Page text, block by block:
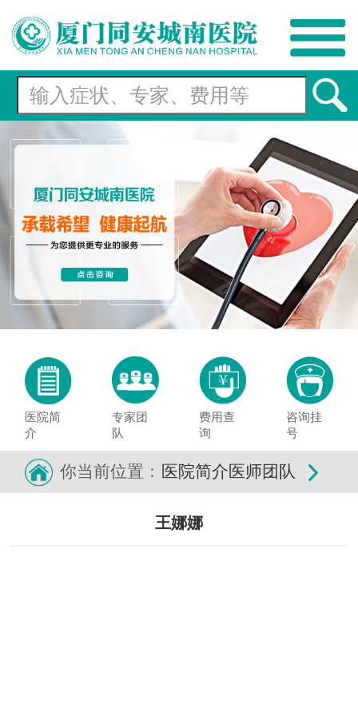
医院简
介
专家团
队
费用查
询
咨询挂
号
你当前位置： 医院简介医师团队
王娜娜